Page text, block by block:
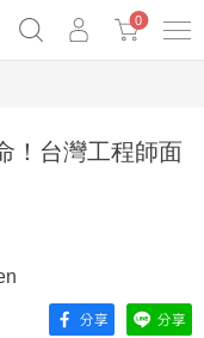
0
！台灣工程師面